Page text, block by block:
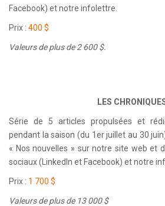
Facebook) et notre infolettre.
Prix : 400 $
Valeurs de plus de 2 600 $.
LES
Série de 5 articles propulsées et
pendant la saison (du 1er juillet au 30
« Nos nouvelles » sur notre site web et
sociaux (LinkedIn et Facebook) et notre
Prix : 1 700 $
Valeurs de plus de 13 000 $